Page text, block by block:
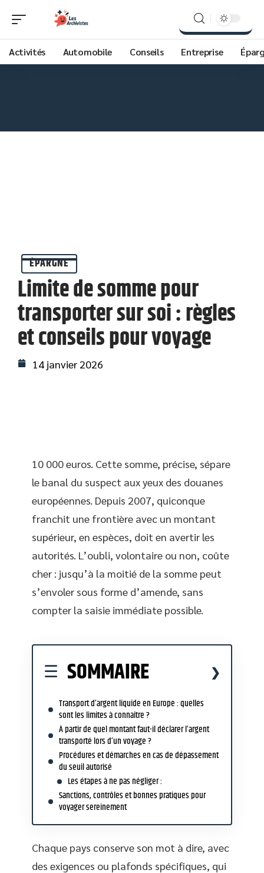
Activités Automobile Conseils Entreprise
ÉPARGNE
Limite de somme pour
transporter sur soi : règles
et conseils pour voyage
14 janvier 2026
10 000 euros. Cette somme, précise, sépare
le banal du suspect aux yeux des douanes
européennes. Depuis 2007, quiconque
franchit une frontière avec un montant
supérieur, en espèces, doit en avertir les
autorités. L’oubli, volontaire ou non, coûte
cher : jusqu’à la moitié de la somme peut
s’envoler sous forme d’amende, sans
compter la saisie immédiate possible.
SOMMAIRE
Transport d’argent liquide en Europe : quelles
sont les limites à connaître ?
À partir de quel montant faut-il déclarer l’argent
transporté lors d’un voyage ?
Procédures et démarches en cas de dépassement
du seuil autorisé
Les étapes à ne pas négliger :
Sanctions, contrôles et bonnes pratiques pour
voyager sereinement
Chaque pays conserve son mot à dire, avec
des exigences ou plafonds spécifiques, qui